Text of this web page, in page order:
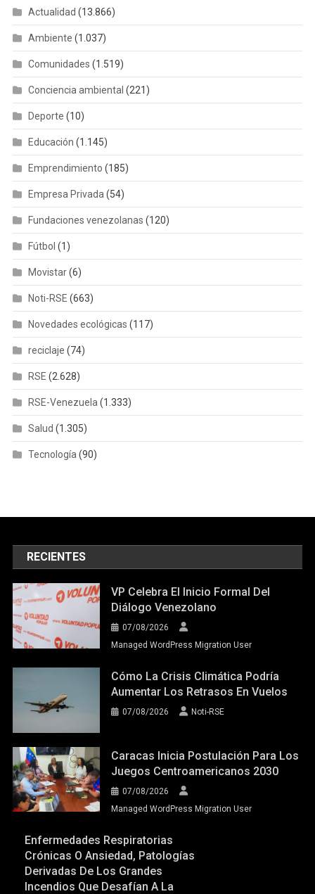
Actualidad (13.866)
Ambiente (1.037)
Comunidades (1.519)
Conciencia ambiental (221)
Deporte (10)
Educación (1.145)
Emprendimiento (185)
Empresa Privada (54)
Fundaciones venezolanas (120)
Fútbol (1)
Movistar(6)
Noti-RSE (663)
Novedades ecológicas (117)
reciclaje (74)
RSE (2.628)
RSE-Venezuela (1.333)
Salud (1.305)
Tecnología (90)
RECIENTES
VP Celebra El Inicio Formal Del
Diálogo Venezolano
07/08/2026
Managed WordPress Migration User
Cómo La Crisis Climática Podría
Aumentar Los Retrasos En Vuelos
07/08/2026 Noti-RSE
Caracas Inicia Postulación Para Los
Juegos Centroamericanos 2030
07/08/2026
Managed WordPress Migration User
Enfermedades Respiratorias
Crónicas O Ansiedad, Patologías
Derivadas De Los Grandes
Incendios Que Desafían A La